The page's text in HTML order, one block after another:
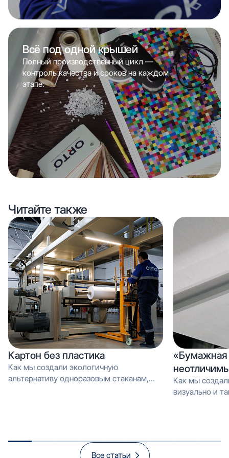
Всё под одной крышей
Полный производственный цикл —
контроль качества и сроков на каждом
этапе.
Читайте также
Картон без пластика
Как мы создали экологичную
альтернативу одноразовым стаканам,
«Бумажная
Как мы
визуально и тактильно неотличимое от
Все статьи